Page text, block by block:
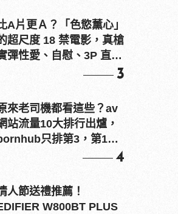
A片更Ａ？「色慾薰心」
超尺度 18 禁電影，真槍
彈性愛、自慰、3P 直接
3
來老司機都看這些？av
站流量10大排行出爐，
只排第3，第1名
4
人節送禮推薦！
W800BT PLUS